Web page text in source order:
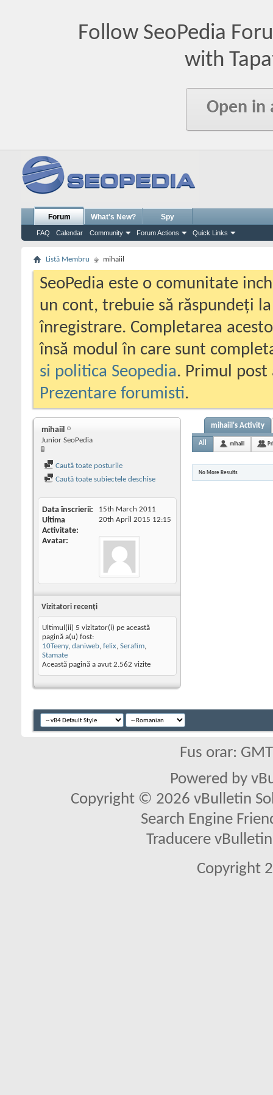
Follow SeoPedia
with
Open in
Forum
FAQ Calendar Community Forum Actions Quick Links
What's New? Spy
Listă Membru mihaiil
SeoPedia este o comunitate
un cont, trebuie să răspundeți
înregistrare. Completarea
însă modul în care sunt
si politica Seopedia. Primul
Prezentare forumisti.
mihaiil
Junior SeoPedia
Caută toate posturile
Caută toate subiectele deschise
Data înscrierii 15th March 2011
Ultima
Activitate
20th April 2015 12:15
Avatar
Vizitatori recenţi
Ultimul(ii) 5 vizitator(i) pe această
pagină a(u) fost:
10Teeny, daniweb, felix, Serafim,
Stamate
Această pagină a avut 2.562 vizite
mihaiil's Activity
All mihaiil
No More Results
Fus orar:
Powered by
Copyright © 2026 vBulletin
Search Engine
Traducere
Copyright